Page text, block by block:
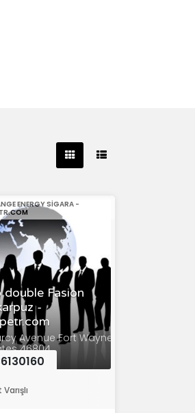
Fasion
-
ENERGY SIGARA -
Avenue Fort Wayne
46804